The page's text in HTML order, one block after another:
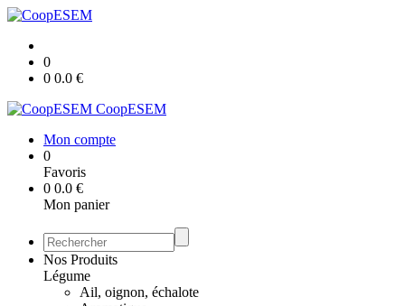
0
0 0.0 €
CoopESEM
Mon compte
0
Favoris
0 0.0 €
Mon panier
Nos Produits
Légume
Ail, oignon, échalote